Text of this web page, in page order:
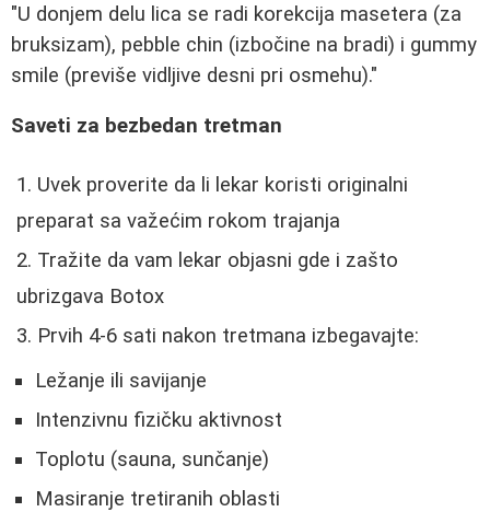
"U donjem delu lica se radi korekcija masetera (za
bruksizam), pebble chin (izbočine na bradi) i gummy
smile (previše vidljive desni pri osmehu)."
Saveti za bezbedan tretman
Uvek proverite da li lekar koristi originalni
preparat sa važećim rokom trajanja
Tražite da vam lekar objasni gde i zašto
ubrizgava Botox
Prvih 4-6 sati nakon tretmana izbegavajte:
Ležanje ili savijanje
Intenzivnu fizičku aktivnost
Toplotu (sauna, sunčanje)
Masiranje tretiranih oblasti